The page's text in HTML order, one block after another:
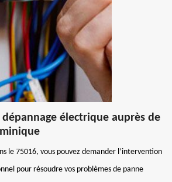
électrique auprès de
le 75016, vous pouvez demander l’intervention
pour résoudre vos problèmes de panne